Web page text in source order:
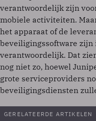
verantwoordelijk zijn
mobiele activiteiten.
het apparaat of de
beveiligingssoftware zijn
verantwoordelijk. Dat
nog niet zo, hoewel
grote serviceproviders
beveiligingsdiensten
GERELATEERDE ARTIKELEN